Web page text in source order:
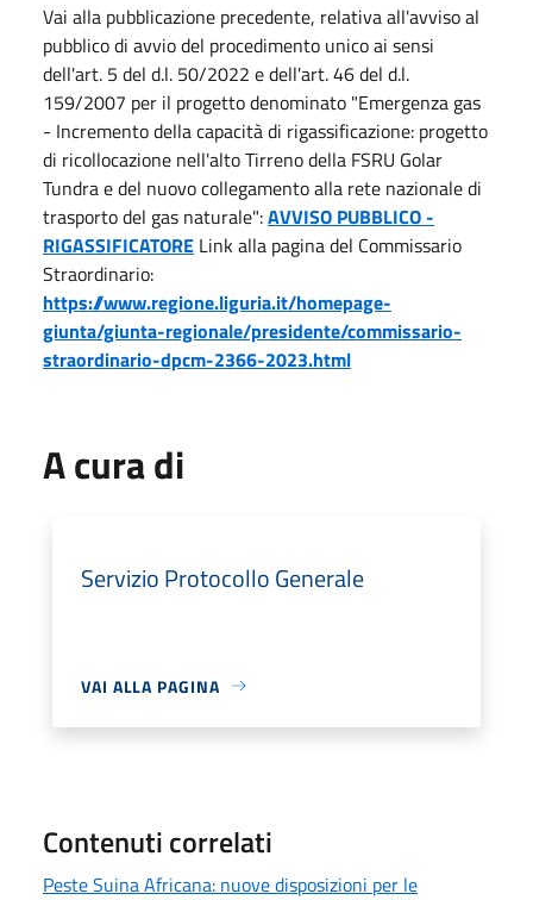
Vai alla pubblicazione precedente, relativa all'avviso al
pubblico di avvio del procedimento unico ai sensi
dell'art. 5 del d.l. 50/2022 e dell'art. 46 del d.l.
159/2007 per il progetto denominato "Emergenza gas
- Incremento della capacità di rigassificazione: progetto
di ricollocazione nell'alto Tirreno della FSRU Golar
Tundra e del nuovo collegamento alla rete nazionale di
trasporto del gas naturale":AVVISO PUBBLICO -
RIGASSIFICATORE Link alla pagina del Commissario
Straordinario:
https://www.regione.liguria.it/homepage-
giunta/giunta-regionale/presidente/commissario-
straordinario-dpcm-2366-2023.html
A cura di
Servizio Protocollo Generale
VAI ALLA PAGINA
Contenuti correlati
Peste Suina Africana: nuove disposizioni per le